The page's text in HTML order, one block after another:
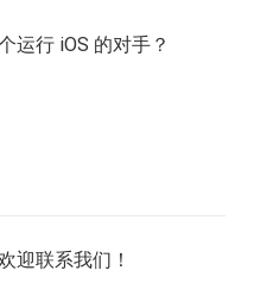
运行 iOS 的对手？
迎联系我们 ！